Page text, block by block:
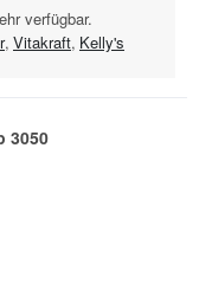
verfügbar.
, Vitakraft, Kelly's
3050